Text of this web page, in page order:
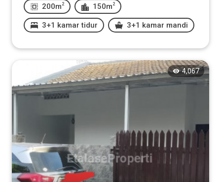
200m 2 150m 2
3+1 kamar tidur 3+1 kamar mandi
4,067